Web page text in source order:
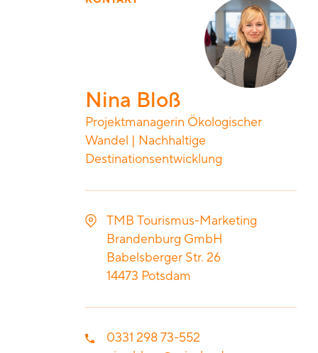
Nina Bloß
Projektmanagerin Ökologischer
Wandel | Nachhaltige
Destinationsentwicklung
TMB Tourismus-Marketing
Brandenburg GmbH
Babelsberger Str. 26
14473 Potsdam
0331 298 73-552